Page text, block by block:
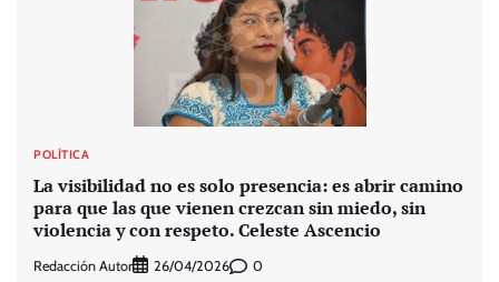
POLÍTICA
La visibilidad no es solo presencia: es abrir camino
para que las que vienen crezcan sin miedo, sin
violencia y con respeto. Celeste Ascencio
Redacción Autor 26/04/2026 0